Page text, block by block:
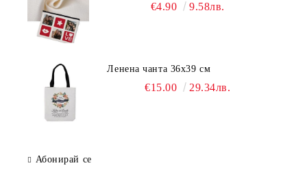
€4.90 9.58лв.
Ленена чанта 36х39 см
€15.00 29.34лв.
Абонирай се